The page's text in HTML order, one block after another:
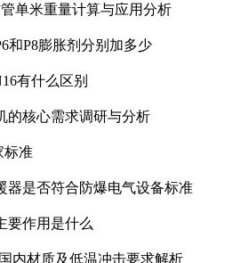
单米重量计算与应用分析
和P8膨胀剂分别加多少
有什么区别
的核心需求调研与分析
标准
器是否符合防爆电气设备标准
要作用是什么
内材质及低温冲击要求解析